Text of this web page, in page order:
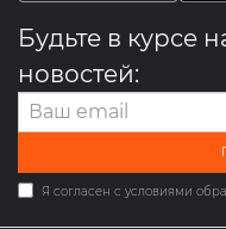
Будьте в курсе
новостей:
Я согласен с условиями